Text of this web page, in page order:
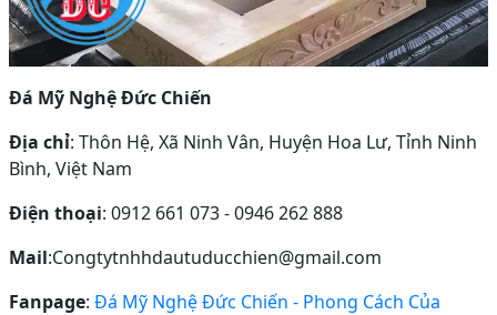
Đá Mỹ Nghệ Đức Chiến
Địa chỉ: Thôn Hệ, Xã Ninh Vân, Huyện Hoa Lư, Tỉnh Ninh
Bình, Việt Nam
Điện thoại: 0912 661 073 - 0946 262 888
Mail:Congtytnhhdautuducchien@gmail.com
Fanpage: Đá Mỹ Nghệ Đức Chiến - Phong Cách Của